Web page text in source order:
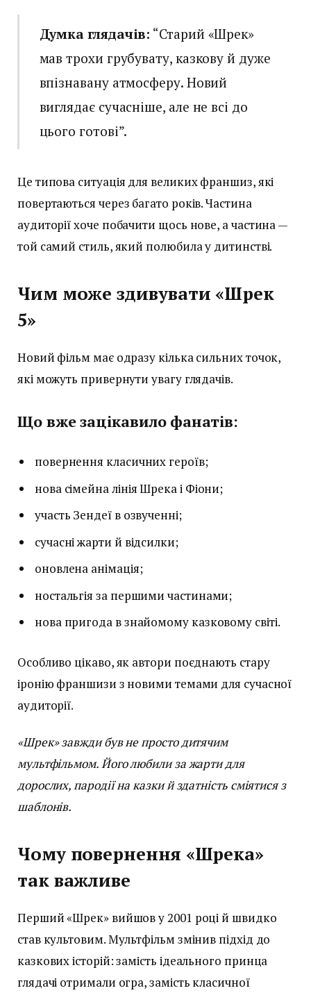
Думка глядачів: “Старий «Шрек»
мав трохи грубувату, казкову й дуже
впізнавану атмосферу. Новий
виглядає сучасніше, але не всі до
цього готові”.
Це типова ситуація для великих франшиз, які
повертаються через багато років. Частина
аудиторії хоче побачити щось нове, а частина —
той самий стиль, який полюбила у дитинстві.
Чим може здивувати «Шрек
5»
Новий фільм має одразу кілька сильних точок,
які можуть привернути увагу глядачів.
Що вже зацікавило фанатів:
повернення класичних героїв;
нова сімейна лінія Шрека і Фіони;
участь Зендеї в озвученні;
сучасні жарти й відсилки;
оновлена анімація;
ностальгія за першими частинами;
нова пригода в знайомому казковому світі.
Особливо цікаво, як автори поєднають стару
іронію франшизи з новими темами для сучасної
аудиторії.
«Шрек» завжди був не просто дитячим
мультфільмом. Його любили за жарти для
дорослих, пародії на казки й здатність сміятися з
шаблонів.
Чому повернення «Шрека»
так важливе
Перший «Шрек» вийшов у 2001 році й швидко
став культовим. Мультфільм змінив підхід до
казкових історій: замість ідеального принца
глядачі отримали огра, замість класичної